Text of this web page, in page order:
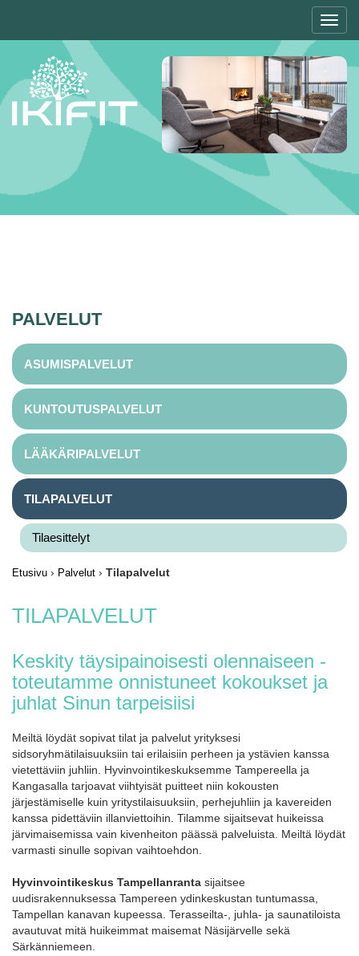
PALVELUT
ASUMISPALVELUT
KUNTOUTUSPALVELUT
LÄÄKÄRIPALVELUT
TILAPALVELUT
Tilaesittelyt
Etusivu › Palvelut › Tilapalvelut
TILAPALVELUT
Keskity täysipainoisesti olennaiseen -
toteutamme onnistuneet kokoukset ja
juhlat Sinun tarpeisiisi
Meiltä löydät sopivat tilat ja palvelut yrityksesi
sidsoryhmätilaisuuksiin tai erilaisiin perheen ja ystävien kanssa
vietettäviin juhliin. Hyvinvointikeskuksemme Tampereella ja
Kangasalla tarjoavat viihtyisät puitteet niin kokousten
järjestämiselle kuin yritystilaisuuksiin, perhejuhliin ja kavereiden
kanssa pidettäviin illanviettoihin. Tilamme sijaitsevat huikeissa
järvimaisemissa vain kivenheiton päässä palveluista. Meiltä löydät
varmasti sinulle sopivan vaihtoehdon.
Hyvinvointikeskus Tampellanranta sijaitsee
uudisrakennuksessa Tampereen ydinkeskustan tuntumassa,
Tampellan kanavan kupeessa. Terasseilta-, juhla- ja saunatiloista
avautuvat mitä huikeimmat maisemat Näsijärvelle sekä
Särkänniemeen.